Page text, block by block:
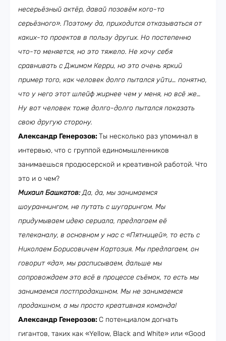
несерьёзный актёр, давай позовём кого-то
серьёзного». Поэтому да, приходится отказываться от
каких-то проектов в пользу других. Но постепенно
что-то меняется, но это тяжело. Не хочу себя
сравнивать с Джимом Керри, но это очень яркий
пример того, как человек долго пытался уйти… понятно,
что у него этот шлейф жирнее чем у меня, но всё же…
Ну вот человек тоже долго-долго пытался показать
свою другую сторону.
Александр Генерозов:Ты несколько раз упоминал в
интервью, что с группой единомышленников
занимаешься продюсерской и креативной работой. Что
это и о чем?
Михаил Башкатов:Да, да, мы занимаемся
шоураннингом, не путать с шугарингом. Мы
придумываем идею сериала, предлагаем её
телеканалу, в основном у нас с «Пятницей», то есть с
Николаем Борисовичем Картозия. Мы предлагаем, он
говорит «да», мы расписываем, дальше мы
сопровождаем это всё в процессе съёмок, то есть мы
занимаемся постпродакшном. Мы не занимаемся
продакшном, а мы просто креативная команда!
Александр Генерозов: С потенциалом догнать
гигантов, таких как «Yellow, Black and White» или «Good